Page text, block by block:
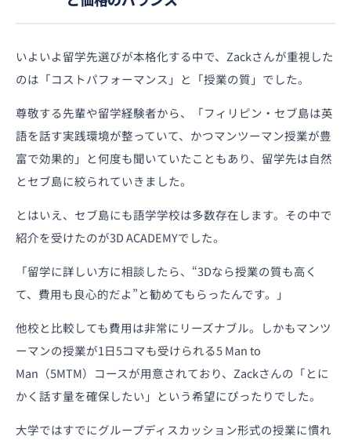
いよいよ留学先選びが本格化する中で、Zackさんが重視した
のは「コストパフォーマンス」と「授業の質」でした。
尊敬する先輩や留学経験者から、「フィリピン・セブ島は英
語を話す実践環境が整っていて、かつマンツーマン授業が豊
富で効果的」と何度も聞いていたこともあり、留学先は自然
とセブ島に絞られていきました。
とはいえ、セブ島にも語学学校は多数存在します。その中で
紹介を受けたのが3D ACADEMYでした。
「留学に詳しい方に相談したら、“3Dなら授業の質も高く
て、費用も良心的だよ”と勧めてもらったんです。」
他校と比較しても費用は非常にリーズナブル。しかもマンツ
ーマンの授業が1日5コマも受けられる5 Man to
Man（5MTM）コースが用意されており、Zackさんの「とに
かく話す量を確保したい」という希望にぴったりでした。
大学ではすでにグループディスカッション形式の授業に慣れ